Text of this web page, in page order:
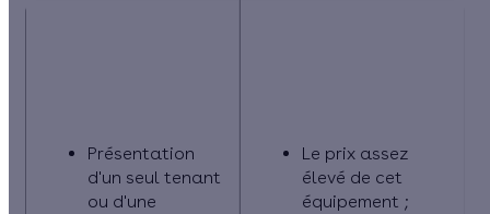
Présentation
d'un seul tenant
ou d'une
Le prix assez
élevé de cet
équipement ;